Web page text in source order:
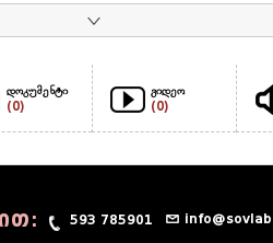
დოკუმენტი
(0)
ვიდეო
(0)
593 785901